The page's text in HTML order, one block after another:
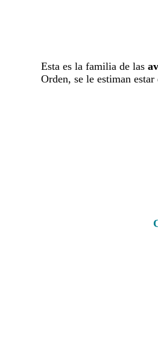
Esta es la familia de las
Orden, se le estiman estar